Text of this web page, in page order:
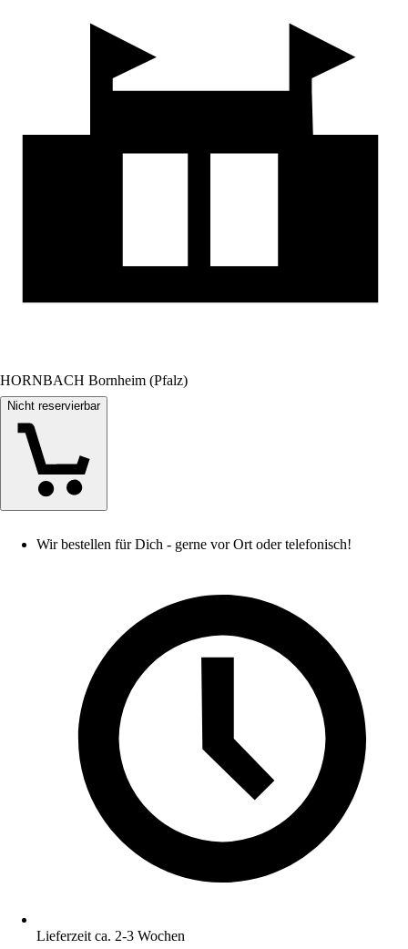
HORNBACH Bornheim (Pfalz)
Nicht reservierbar
Wir bestellen für Dich - gerne vor Ort oder telefonisch!
Lieferzeit ca. 2-3 Wochen